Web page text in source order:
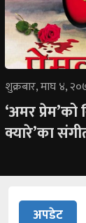
शुक्रबार, माघ ४,
‘अमर
क्यारे’का
अपडेट